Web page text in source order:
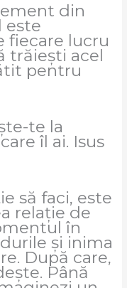
din
este
fiecare lucru
trăiești acel
pentru
te la
îl ai. Isus
să faci, este
relație de
în
și inima
După care,
Până